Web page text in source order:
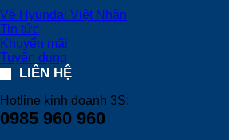
Về Hyundai Việt Nhân
Tin tức
Khuyến mãi
Tuyển dụng
LIÊN HỆ
Hotline kinh doanh 3S:
0985 960 960